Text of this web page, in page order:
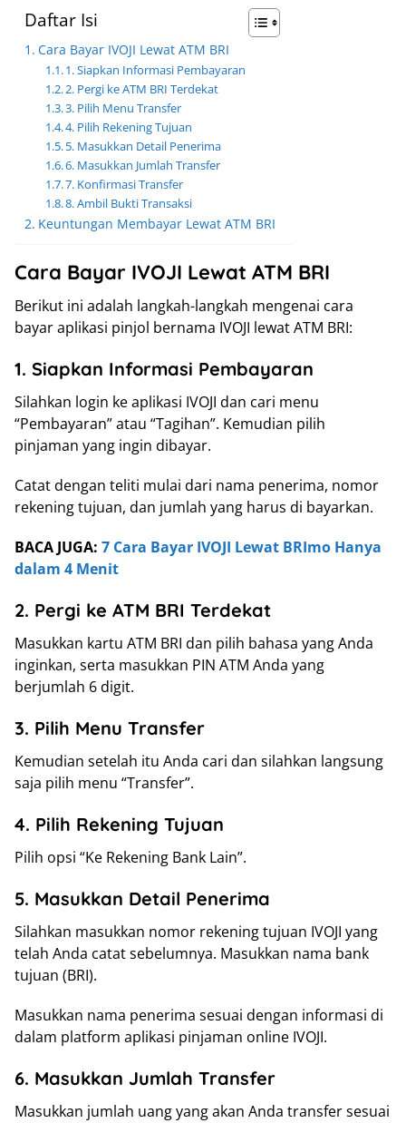
Daftar Isi
Cara Bayar IVOJI Lewat ATM BRI
1. Siapkan Informasi Pembayaran
2. Pergi ke ATM BRI Terdekat
3. Pilih Menu Transfer
4. Pilih Rekening Tujuan
5. Masukkan Detail Penerima
6. Masukkan Jumlah Transfer
7. Konfirmasi Transfer
8. Ambil Bukti Transaksi
Keuntungan Membayar Lewat ATM BRI
Cara Bayar IVOJI Lewat ATM BRI
Berikut ini adalah langkah-langkah mengenai cara
bayar aplikasi pinjol bernama IVOJI lewat ATM BRI:
1. Siapkan Informasi Pembayaran
Silahkan login ke aplikasi IVOJI dan cari menu
“Pembayaran” atau “Tagihan”. Kemudian pilih
pinjaman yang ingin dibayar.
Catat dengan teliti mulai dari nama penerima, nomor
rekening tujuan, dan jumlah yang harus di bayarkan.
BACA JUGA: 7 Cara Bayar IVOJI Lewat BRImo Hanya
dalam 4 Menit
2. Pergi ke ATM BRI Terdekat
Masukkan kartu ATM BRI dan pilih bahasa yang Anda
inginkan, serta masukkan PIN ATM Anda yang
berjumlah 6 digit.
3. Pilih Menu Transfer
Kemudian setelah itu Anda cari dan silahkan langsung
saja pilih menu “Transfer”.
4. Pilih Rekening Tujuan
Pilih opsi “Ke Rekening Bank Lain”.
5. Masukkan Detail Penerima
Silahkan masukkan nomor rekening tujuan IVOJI yang
telah Anda catat sebelumnya. Masukkan nama bank
tujuan (BRI).
Masukkan nama penerima sesuai dengan informasi di
dalam platform aplikasi pinjaman online IVOJI.
6. Masukkan Jumlah Transfer
Masukkan jumlah uang yang akan Anda transfer sesuai